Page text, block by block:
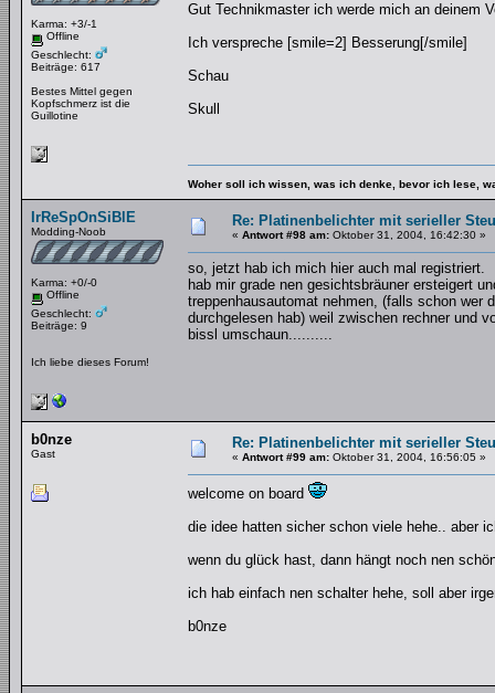
Karma: +3/-1
Offline
Geschlecht:
Beiträge: 617
Bestes Mittel gegen
Kopfschmerz ist die
Guillotine
Gut Technikmaster ich werde mich an deinem
Ich verspreche [smile=2] Besserung[/smile]
Schau
Skull
Woher soll ich wissen, was ich denke, bevor ich lese,
IrReSpOnSiBlE
Modding-Noob
Karma: +0/-0
Offline
Geschlecht:
Beiträge: 9
Ich liebe dieses Forum!
Re: Platinenbelichter mit serieller
« Antwort #98 am: Oktober 31, 2004, 16:42:30 »
so, jetzt hab ich mich hier auch mal registriert.
hab mir grade nen gesichtsbräuner ersteigert
treppenhausautomat nehmen, (falls schon wer
durchgelesen hab) weil zwischen rechner und
bissl umschaun..........
b0nze
Gast
Re: Platinenbelichter mit serieller
« Antwort #99 am: Oktober 31, 2004, 16:56:05 »
welcome on board
die idee hatten sicher schon viele hehe.. aber
wenn du glück hast, dann hängt noch nen
ich hab einfach nen schalter hehe, soll aber
b0nze